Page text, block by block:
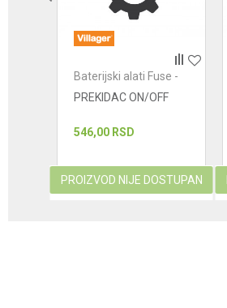
POŠALJI
Baterijski alati Fuse -
PREKIDAC ON/OFF
546,00 RSD
PROIZVOD NIJE DOSTUPAN